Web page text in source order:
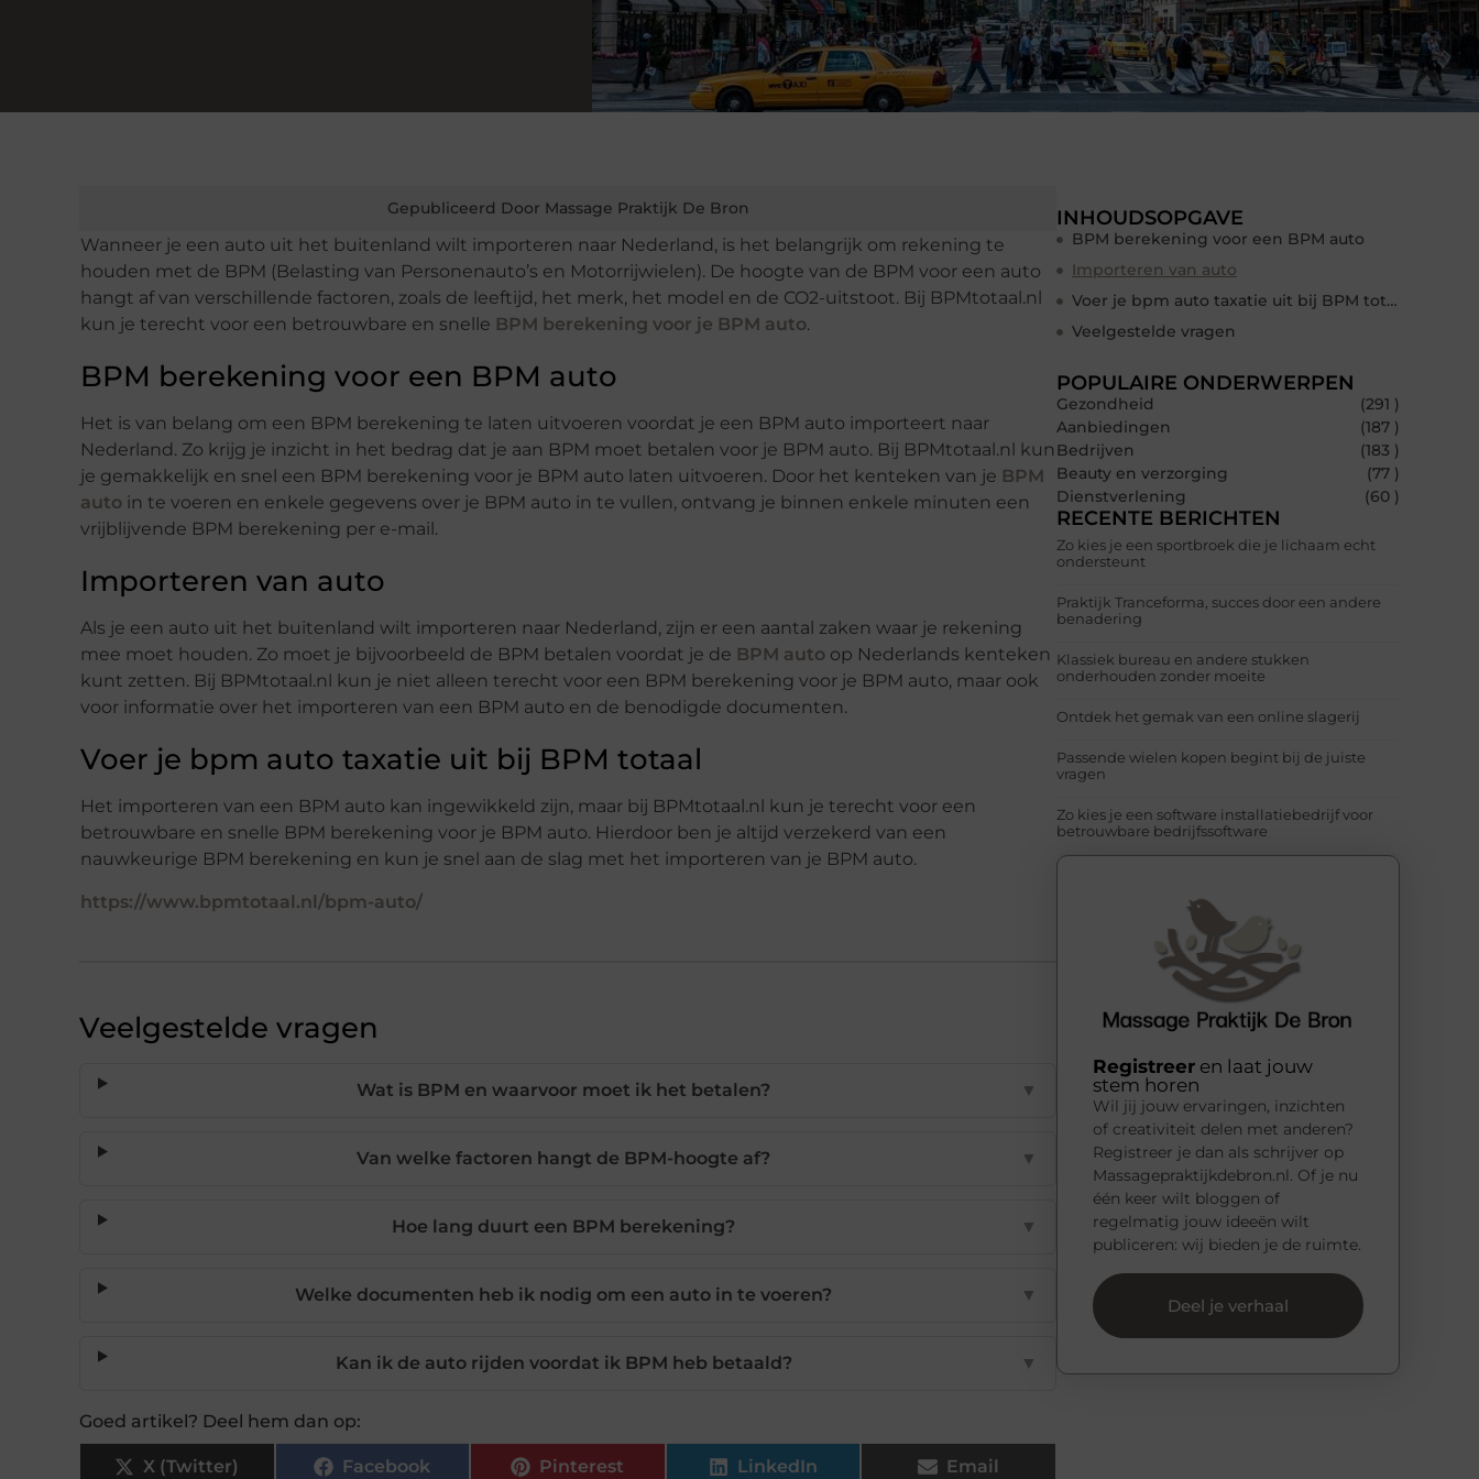
Gepubliceerd Door Massage Praktijk De Bron
Wanneer je een auto uit het buitenland wilt importeren naar Nederland, is het belangrijk om rekening te
houden met de BPM (Belasting van Personenauto’s en Motorrijwielen). De hoogte van de BPM voor een auto
hangt af van verschillende factoren, zoals de leeftijd, het merk, het model en de CO2-uitstoot. Bij BPMtotaal.nl
kun je terecht voor een betrouwbare en snelle BPM berekening voor je BPM auto.
BPM berekening voor een BPM auto
Het is van belang om een BPM berekening te laten uitvoeren voordat je een BPM auto importeert naar
Nederland. Zo krijg je inzicht in het bedrag dat je aan BPM moet betalen voor je BPM auto. Bij BPMtotaal.nl kun
je gemakkelijk en snel een BPM berekening voor je BPM auto laten uitvoeren. Door het kenteken van je BPM
auto in te voeren en enkele gegevens over je BPM auto in te vullen, ontvang je binnen enkele minuten een
vrijblijvende BPM berekening per e-mail.
Importeren van auto
Als je een auto uit het buitenland wilt importeren naar Nederland, zijn er een aantal zaken waar je rekening
mee moet houden. Zo moet je bijvoorbeeld de BPM betalen voordat je de BPM auto op Nederlands kenteken
kunt zetten. Bij BPMtotaal.nl kun je niet alleen terecht voor een BPM berekening voor je BPM auto, maar ook
voor informatie over het importeren van een BPM auto en de benodigde documenten.
Voer je bpm auto taxatie uit bij BPM totaal
Het importeren van een BPM auto kan ingewikkeld zijn, maar bij BPMtotaal.nl kun je terecht voor een
betrouwbare en snelle BPM berekening voor je BPM auto. Hierdoor ben je altijd verzekerd van een
nauwkeurige BPM berekening en kun je snel aan de slag met het importeren van je BPM auto.
https://www.bpmtotaal.nl/bpm-auto/
Veelgestelde vragen
Wat is BPM en waarvoor moet ik het betalen? ▼
Van welke factoren hangt de BPM-hoogte af? ▼
Hoe lang duurt een BPM berekening? ▼
Welke documenten heb ik nodig om een auto in te voeren? ▼
Kan ik de auto rijden voordat ik BPM heb betaald? ▼
Goed artikel? Deel hem dan op:
X (Twitter) Facebook Pinterest LinkedIn Email
INHOUDSOPGAVE
BPM berekening voor een BPM auto
Importeren van auto
Voer je bpm auto taxatie uit bij BPM totaal
Veelgestelde vragen
POPULAIRE ONDERWERPEN
Gezondheid
(291 )
Aanbiedingen
(187 )
Bedrijven
(183 )
Beauty en verzorging
(77 )
Dienstverlening
(60 )
RECENTE BERICHTEN
Zo kies je een sportbroek die je lichaam echt
ondersteunt
Praktijk Tranceforma, succes door een andere
benadering
Klassiek bureau en andere stukken
onderhouden zonder moeite
Ontdek het gemak van een online slagerij
Passende wielen kopen begint bij de juiste
vragen
Zo kies je een software installatiebedrijf voor
betrouwbare bedrijfssoftware
Registreer en laat jouw
stem horen
Wil jij jouw ervaringen, inzichten
of creativiteit delen met anderen?
Registreer je dan als schrijver op
Massagepraktijkdebron.nl. Of je nu
één keer wilt bloggen of
regelmatig jouw ideeën wilt
publiceren: wij bieden je de ruimte.
Deel je verhaal